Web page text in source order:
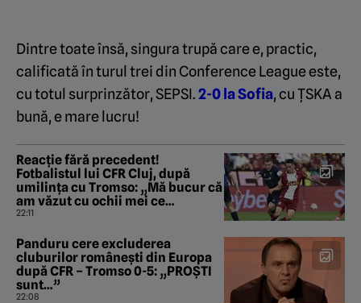
Dintre toate însă, singura trupă care e, practic,
calificată în turul trei din Conference League este,
cu totul surprinzător, SEPSI.2-0 la Sofia, cu ȚSKA a
bună, e mare lucru!
Reacție fără precedent!
Fotbalistul lui CFR Cluj, după
umilința cu Tromso: „Mă bucur că
am văzut cu ochii mei ce
înseamnă fotbalul”
22:11
Panduru cere excluderea
cluburilor românești din Europa
după CFR – Tromso 0-5: „PROȘTI
sunt…”
22:08